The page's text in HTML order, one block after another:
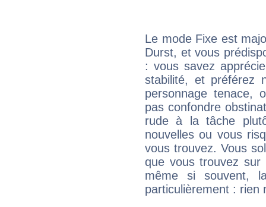
Le mode Fixe est
Durst, et vous
: vous savez
stabilité, et préférez
personnage tenace,
pas confondre
rude à la tâche
nouvelles ou vous
vous trouvez. Vous
que vous trouvez
même si souvent,
particulièrement : rien